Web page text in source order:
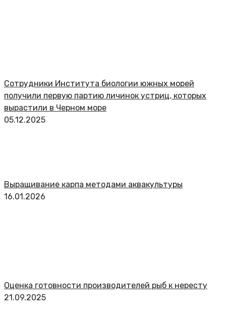
Сотрудники Института биологии южных морей
получили первую партию личинок устриц, которых
вырастили в Черном море
05.12.2025
Выращивание карпа методами аквакультуры
16.01.2026
Оценка готовности производителей рыб к нересту
21.09.2025